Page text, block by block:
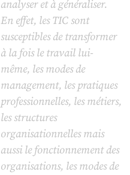
analyser et à généraliser.
En effet, les TIC sont
susceptibles de transformer
à la fois le travail lui-
même, les modes de
management, les pratiques
professionnelles, les métiers,
les structures
organisationnelles mais
aussi le fonctionnement des
organisations, les modes de